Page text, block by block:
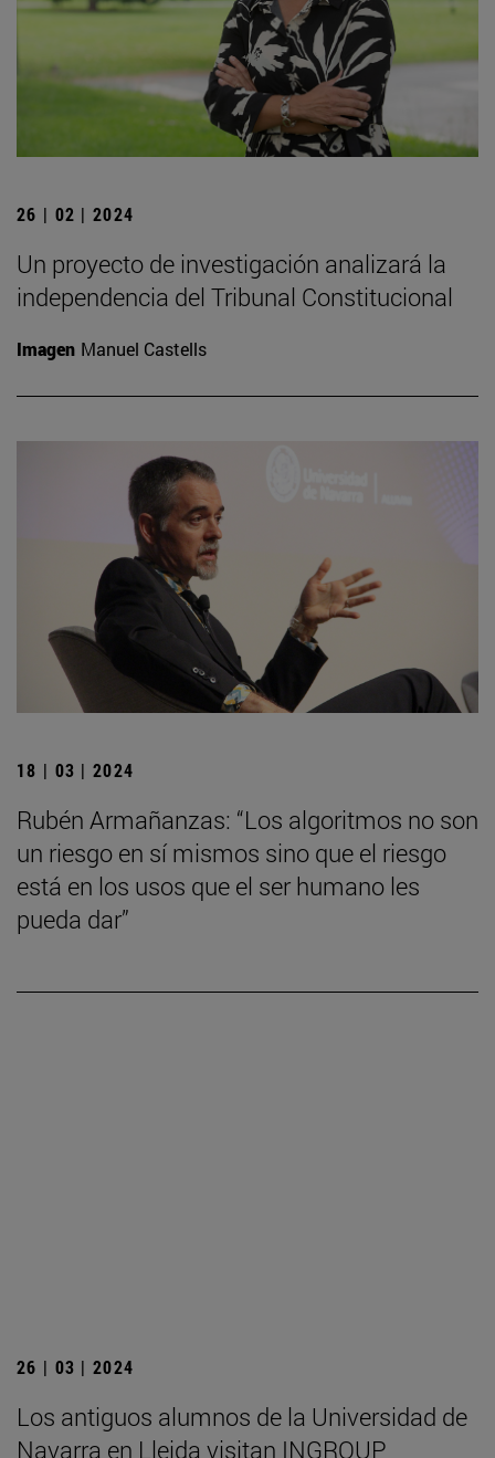
26 | 02 | 2024
Un proyecto de investigación analizará la
independencia del Tribunal Constitucional
Imagen Manuel Castells
18 | 03 | 2024
Rubén Armañanzas: “Los algoritmos no son
un riesgo en sí mismos sino que el riesgo
está en los usos que el ser humano les
pueda dar”
26 | 03 | 2024
Los antiguos alumnos de la Universidad de
Navarra en Lleida visitan INGROUP